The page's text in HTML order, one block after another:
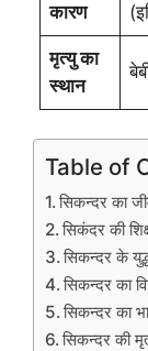
कारण
मृत्यु का
स्थान
Table of
सिकन्दर का
सिकंदर की
सिकन्दर के
सिकन्दर का
सिकन्दर का
सिकन्दर की